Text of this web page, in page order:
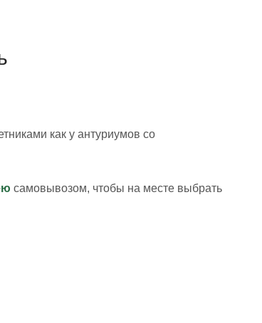
как у антуриумов со
самовывозом, чтобы на месте выбрать